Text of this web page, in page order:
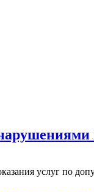
услуг по